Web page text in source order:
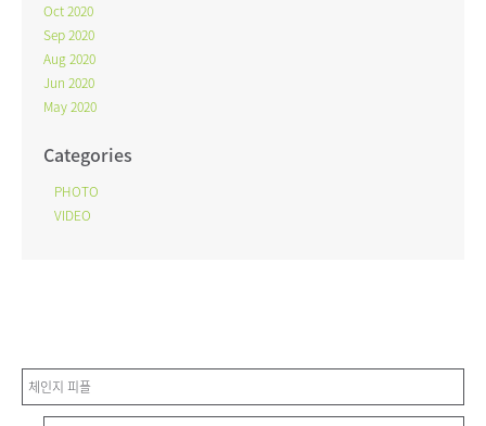
Oct 2020
Sep 2020
Aug 2020
Jun 2020
May 2020
Categories
PHOTO
VIDEO
체인지 피플